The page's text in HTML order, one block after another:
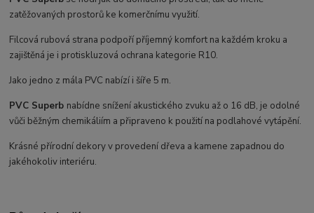
zatěžovaných prostorů ke komerčnímu využití.
Filcová rubová strana podpoří příjemný komfort na každém kroku a
zajištěná je i protiskluzová ochrana kategorie R10.
Jako jedno z mála PVC nabízí i šíře 5 m.
PVC Superb nabídne snížení akustického zvuku až o 16 dB, je odolné
vůči běžným chemikáliím a připraveno k použití na podlahové vytápění.
Krásné přírodní dekory v provedení dřeva a kamene zapadnou do
jakéhokoliv interiéru.